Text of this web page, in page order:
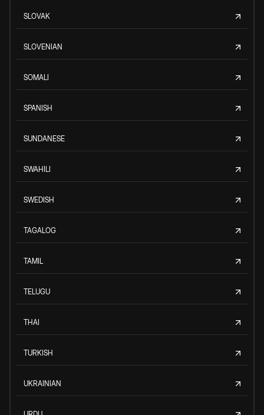
SLOVAK
SLOVENIAN
SOMALI
SPANISH
SUNDANESE
SWAHILI
SWEDISH
TAGALOG
TAMIL
TELUGU
THAI
TURKISH
UKRAINIAN